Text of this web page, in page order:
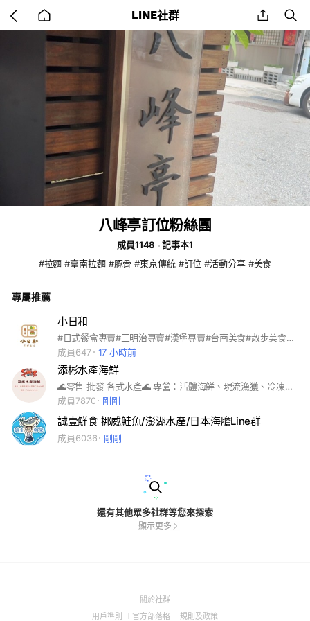
back
to
home
LINE社群 share
八峰亭訂位粉絲團
成員1148
記事本1
#拉麵 #臺南拉麵 #豚骨 #東京傳統 #訂位 #活動分享 #美食
專屬推薦
小日和
#日式餐盒專賣#三明治專賣#漢堡專賣#台南美食#散步美食#外帶專門店#藍曬圖#火燒蝦
成員647
17 小時前
添彬水產海鮮
🌊零售 批發 各式水產🌊 專營：活體海鮮、現流漁獲、冷凍水產 #海鮮 #水產 #海產 #帝王蟹 #龍蝦 #干貝 #泰國蝦 #肉品
成員7870
剛剛
誠壹鮮食 挪威鮭魚/澎湖水產/日本海膽Line群
成員6036 剛剛
還有其他眾多社群等您來探索
顯示更多
關於社群(Open
用戶準則 (Open
官方部落格 (Open
規則及政策(Open